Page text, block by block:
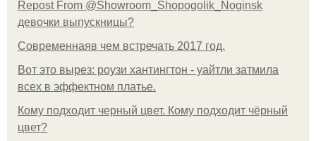
Repost From @Showroom_Shopogolik_Noginsk
девочки выпускницы?
Современнаяв чем встречать 2017 год.
Вот это вырез: роузи хантингтон - уайтли затмила
всех в эффектном платьe.
Кому подходит черный цвет. Кому подходит чёрный
цвет?